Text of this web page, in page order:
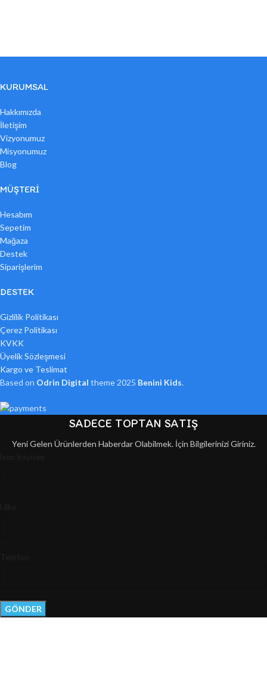
KURUMSAL
Hakkımızda
İletişim
Vizyonumuz
Misyonumuz
Blog
MÜŞTERI
Hesabım
Sepetim
Mağaza
Destek
Siparişlerim
DESTEK
Gizlilik Politikası
Çerez Politikası
KVKK
Üyelik Sözleşmesi
Kargo ve Teslimat
Based on Odrin Digital theme 2025 Benini Kids.
SADECE TOPTAN SATIŞ
Yeni Gelen Ürünlerden Haberdar Olabilmek. İçin Bilgilerinizi Giriniz.